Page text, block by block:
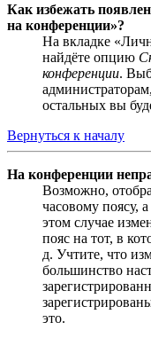
Как избежать
на конференции»?
На вкладке
найдёте опцию
конференции.
остальных вы
Вернуться к началу
На конференции
Возможно,
часовому поясу,
этом случае
пояс на тот, в
д. Учтите, что
большинство
это.